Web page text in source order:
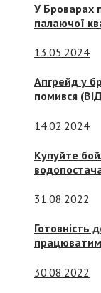
У Броварах
палаючої
13.05.2024
Апгрейд у
помився
14.02.2024
Купуйте
31.08.2022
Готовність
30.08.2022